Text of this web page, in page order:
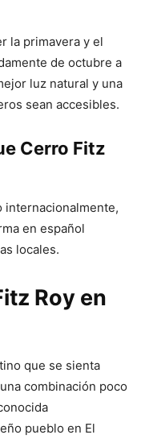
la primavera y el
de octubre a
luz natural y una
sean accesibles.
Cerro Fitz
internacionalmente,
en español
locales.
Roy en
que se sienta
combinación poco
pueblo en El